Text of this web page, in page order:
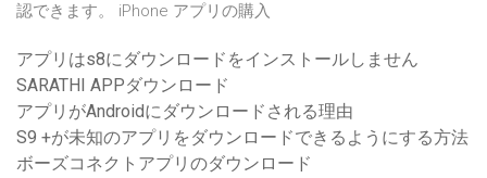
認できます。 iPhone アプリの購入
アプリはs8にダウンロードをインストールしません
SARATHI APPダウンロード
アプリがAndroidにダウンロードされる理由
S9 +が未知のアプリをダウンロードできるようにする方法
ボーズコネクトアプリのダウンロード